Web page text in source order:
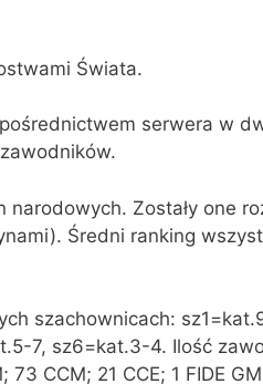
Świata.
serwera w
narodowych. Zostały one
Średni ranking
szachownicach:
7, sz6=kat.3-4. Ilość
CCM; 21 CCE; 1 FIDE